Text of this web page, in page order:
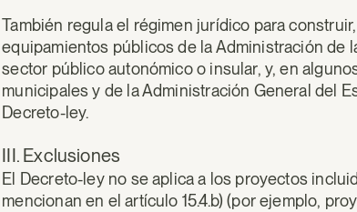
También regula el régimen jurídico para
equipamientos públicos de la Administración de
sector público autonómico o insular, y, en
municipales y de la Administración General del
Decreto-ley.
III. Exclusiones
El Decreto-ley no se aplica a los proyectos
mencionan en el artículo 15.4.b) (por ejemplo,